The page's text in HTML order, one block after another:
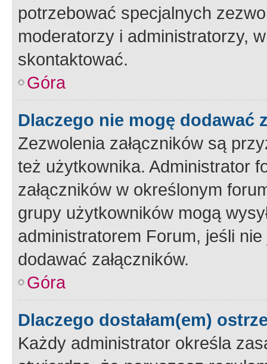
potrzebować specjalnych
moderatorzy i administratorzy,
skontaktować.
Góra
Dlaczego nie mogę dodawać
Zezwolenia załączników są
też użytkownika. Administrator
załączników w określonym
grupy użytkowników mogą
administratorem Forum, jeśli
dodawać załączników.
Góra
Dlaczego dostałam(em)
Każdy administrator określa